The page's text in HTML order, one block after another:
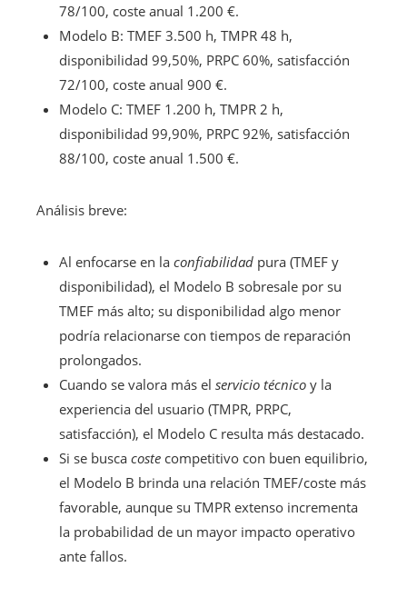
78/100, coste anual 1.200 €.
Modelo B: TMEF 3.500 h, TMPR 48 h,
disponibilidad 99,50%, PRPC 60%, satisfacción
72/100, coste anual 900 €.
Modelo C: TMEF 1.200 h, TMPR 2 h,
disponibilidad 99,90%, PRPC 92%, satisfacción
88/100, coste anual 1.500 €.
Análisis breve:
Al enfocarse en la confiabilidad pura (TMEF y
disponibilidad), el Modelo B sobresale por su
TMEF más alto; su disponibilidad algo menor
podría relacionarse con tiempos de reparación
prolongados.
Cuando se valora más el servicio técnico y la
experiencia del usuario (TMPR, PRPC,
satisfacción), el Modelo C resulta más destacado.
Si se busca coste competitivo con buen equilibrio,
el Modelo B brinda una relación TMEF/coste más
favorable, aunque su TMPR extenso incrementa
la probabilidad de un mayor impacto operativo
ante fallos.